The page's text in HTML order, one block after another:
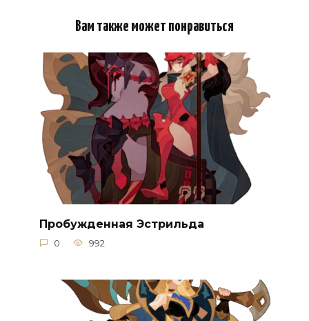
Вам также может понравиться
Пробужденная Эстрильда
0 992